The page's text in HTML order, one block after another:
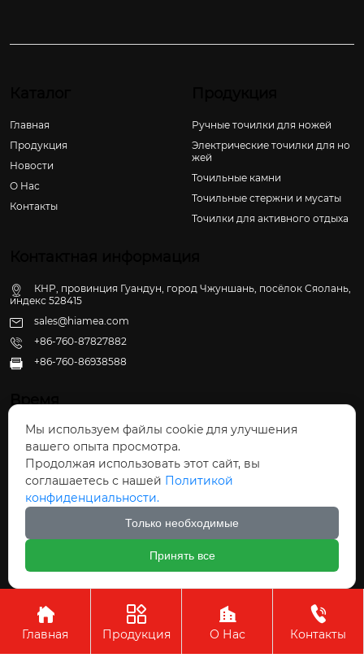
Главная
Продукция
Новости
О Hас
Контакты
Ручные точилки для ножей
Электрические точилки для но
жей
Точильные камни
Точильные стержни и мусаты
Точилки для активного отдыха
КНР, провинция Гуандун, город Чжуншань, посёлок Сяолань,
индекс 528415
sales@hiamea.com
+86-760-87827882
 +86-760-86938588
Время
Пн - Пт: 09:30 - 22:00
Сб - Вс: 10:00 - 22:30
Авторское право©ООО Чжуншань Хайвэй
Кухонные Принадлежности

Главная

Продукция

О Нас

Контакты
Мы используем файлы cookie для улучшения
вашего опыта просмотра.
Продолжая использовать этот сайт, вы
соглашаетесь с нашей Политикой
конфиденциальности.
Только необходимые
Принять все